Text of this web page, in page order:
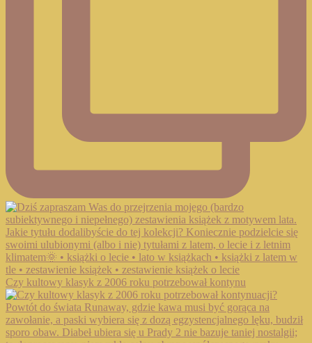
Czy kultowy klasyk z 2006 roku potrzebował kontynu